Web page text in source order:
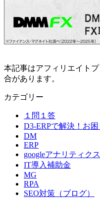
本記事はアフィリエイト
合があります。
カテゴリー
１問１答
D3-ERPで解決！お
DM
ERP
googleアナリティクス
IT導入補助金
MG
RPA
SEO対策（ブログ）